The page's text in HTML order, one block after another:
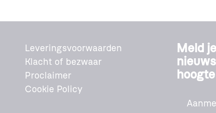
Leveringsvoorwaarden
Klacht of bezwaar
Proclaimer
Cookie Policy
Meld
hoogte